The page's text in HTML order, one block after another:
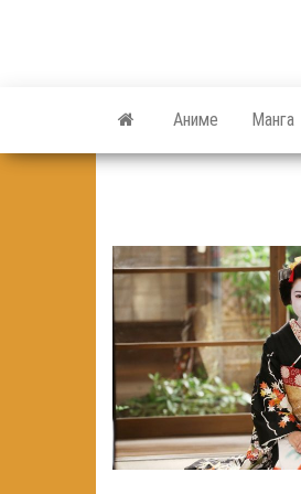
Аниме Манга